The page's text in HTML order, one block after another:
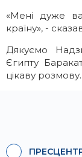
«Мені дуже
країну», -
Дякуємо
Єгипту
цікаву розмову.